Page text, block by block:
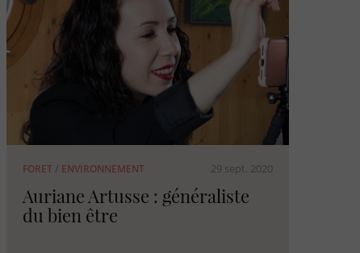
FORET/ ENVIRONNEMENT 29 sept. 2020
Auriane Artusse : généraliste
du bien être